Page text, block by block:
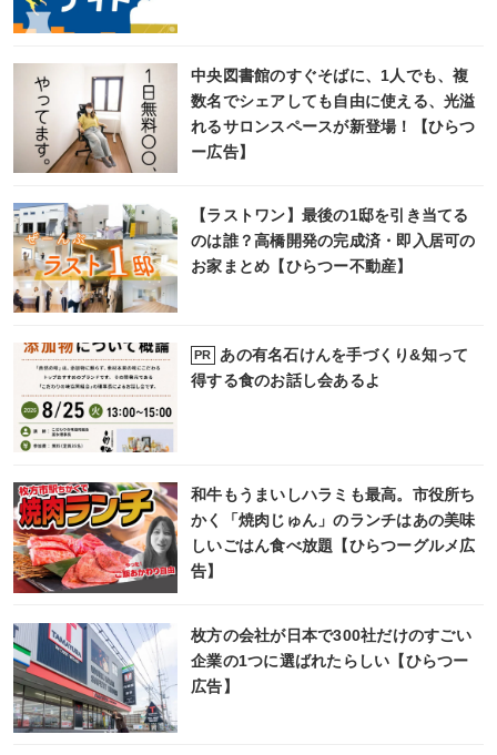
中央図書館のすぐそばに、1人でも、複
数名でシェアしても自由に使える、光溢
れるサロンスペースが新登場！【ひらつ
ー広告】
【ラストワン】最後の1邸を引き当てる
のは誰？高橋開発の完成済・即入居可の
お家まとめ【ひらつー不動産】
PR
あの有名石けんを手づくり&知って
得する食のお話し会あるよ
和牛もうまいしハラミも最高。市役所ち
かく「焼肉じゅん」のランチはあの美味
しいごはん食べ放題【ひらつーグルメ広
告】
枚方の会社が日本で300社だけのすごい
企業の1つに選ばれたらしい【ひらつー
広告】